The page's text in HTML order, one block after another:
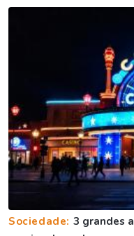
Sociedade: 3 grandes